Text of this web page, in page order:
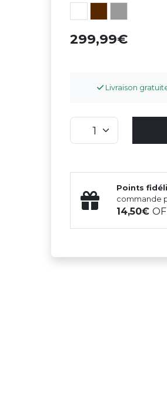
299,99
Livraison
Points
commande
14,50